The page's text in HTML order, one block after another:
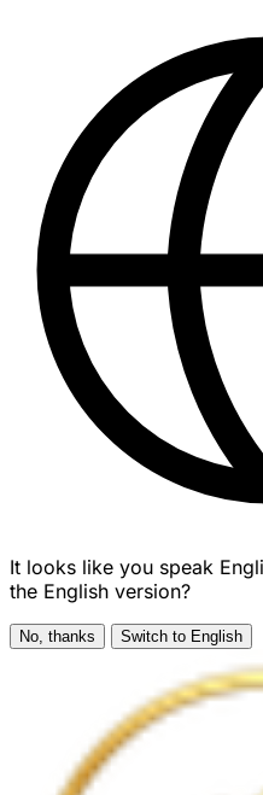
It looks like you speak
the English version?
No, thanks Switch to English